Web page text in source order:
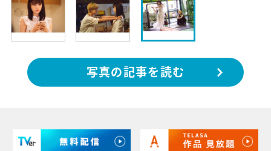
写真の記事を読む